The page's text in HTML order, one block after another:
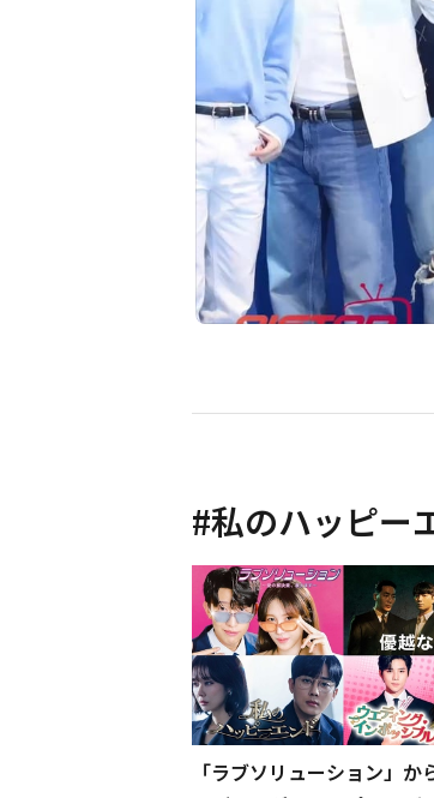
#私のハッピー
「ラブソリューション」か